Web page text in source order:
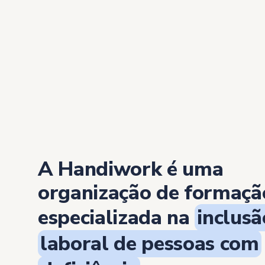
A Handiwork é uma
organização de
especializada na
laboral de pessoas com